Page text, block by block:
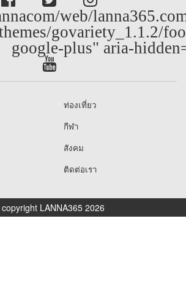
web/
govariety_1.1.2/
google-plus" aria-
ท่องเที่ยว
กีฬา
สังคม
ติดต่อเรา
LANNA365 2026